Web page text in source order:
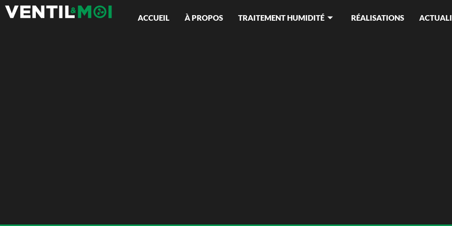
ACCUEIL À PROPOS TRAITEMENT HUMIDITÉ RÉALISATIONS